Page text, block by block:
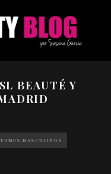
BEAUTÉ Y
MASCULINOS